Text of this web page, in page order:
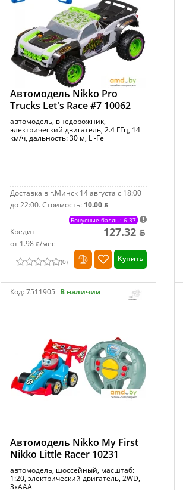
Автомодель Nikko Pro
Trucks Let's Race #7 10062
автомодель, внедорожник,
электрический двигатель, 2.4 ГГц, 14
км/ч, дальность: 30 м, Li-Fe
Доставка в г.Минск 14 августа с 18:00
до 22:00.Стоимость: 10.00 ƃ
Бонусные баллы: 6.37
Кредит
от 1.98 ƃ/мec
127.32 ƃ
(0) Купить
Код:7511905 В наличии
Автомодель Nikko My First
Nikko Little Racer 10231
автомодель, шоссейный, масштаб:
1:20, электрический двигатель, 2WD,
3xAAA